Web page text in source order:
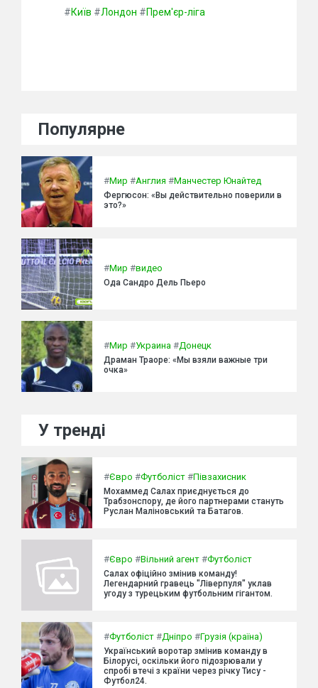
#Київ #Лондон #Прем'єр-ліга
Популярне
#Мир #Англия #Манчестер Юнайтед
Фергюсон: «Вы действительно поверили в
это?»
#Мир #видео
Ода Сандро Дель Пьеро
#Мир #Украина #Донецк
Драман Траоре: «Мы взяли важные три
очка»
У тренді
#Євро #Футболіст #Півзахисник
Мохаммед Салах приєднується до
Трабзонспору, де його партнерами стануть
Руслан Маліновський та Батагов.
#Євро #Вільний агент #Футболіст
Салах офіційно змінив команду!
Легендарний гравець "Ліверпуля" уклав
угоду з турецьким футбольним гігантом.
#Футболіст #Дніпро #Грузія (країна)
Український воротар змінив команду в
Білорусі, оскільки його підозрювали у
спробі втечі з країни через річку Тису -
Футбол24.